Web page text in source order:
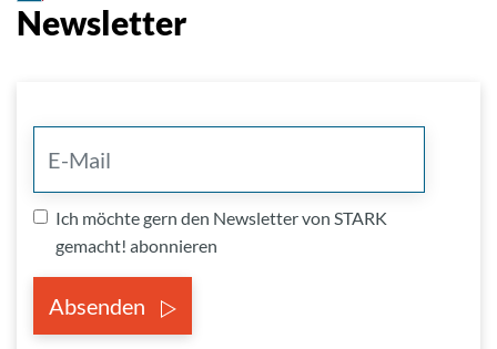
Newsletter
Ich möchte gern den Newsletter von STARK
gemacht! abonnieren
Absenden